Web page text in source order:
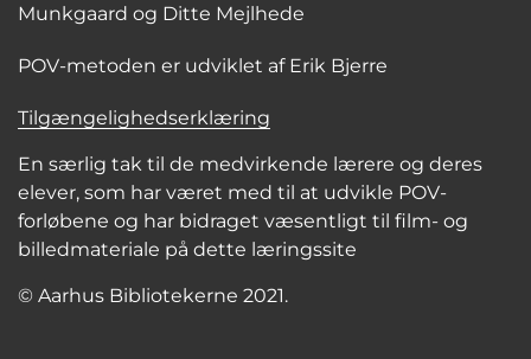
Munkgaard og Ditte Mejlhede
POV-metoden er udviklet af Erik Bjerre
Tilgængelighedserklæring
En særlig tak til de medvirkende lærere og deres
elever, som har været med til at udvikle POV-
forløbene og har bidraget væsentligt til film- og
billedmateriale på dette læringssite
© Aarhus Bibliotekerne 2021.